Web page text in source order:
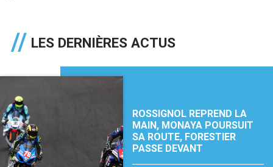
LES DERNIÈRES ACTUS
ROSSIGNOL REPREND LA
MAIN, MONAYA POURSUIT
SA ROUTE, FORESTIER
PASSE DEVANT